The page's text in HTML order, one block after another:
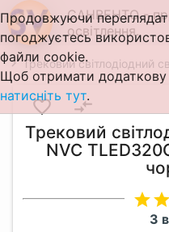
САНВЕНТО -
освітлення.
Трековий світлодіодний
favorite_border compare_arrows
Трековий
NVC
starstar
3
Продовжуючи
погоджуєтесь
файли cookie.
Щоб отримати додаткову
натисніть тут.